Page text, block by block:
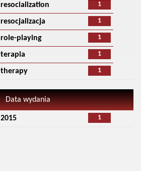
1
resocialization
1
resocjalizacja
1
role-playing
1
terapia
1
therapy
Data wydania
1
2015